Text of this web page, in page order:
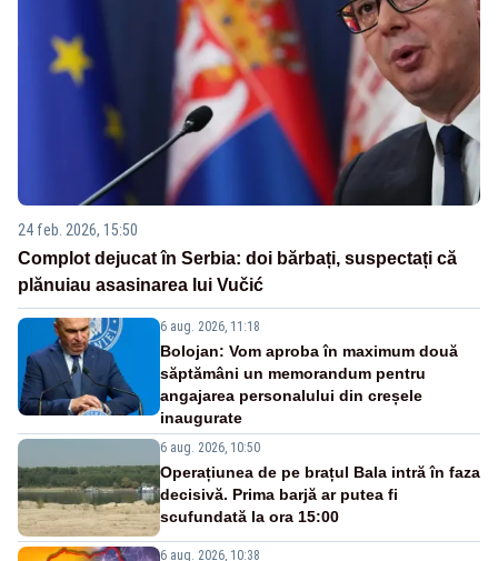
24 feb. 2026, 15:50
Complot dejucat în Serbia: doi bărbați, suspectați că
plănuiau asasinarea lui Vučić
6 aug. 2026, 11:18
Bolojan: Vom aproba în maximum două
săptămâni un memorandum pentru
angajarea personalului din creșele
inaugurate
6 aug. 2026, 10:50
Operațiunea de pe brațul Bala intră în faza
decisivă. Prima barjă ar putea fi
scufundată la ora 15:00
6 aug. 2026, 10:38